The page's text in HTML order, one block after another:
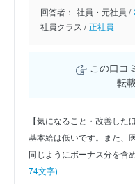
回答者： 社員・元社員 /
社員クラス / 正社員
この口コ
転
【気になること・改善した
基本給は低いです。また、
同じようにボーナス分を含
74文字)